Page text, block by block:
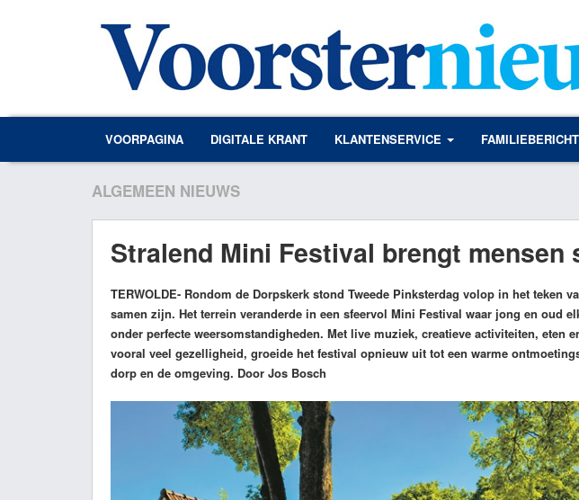
VOORPAGINA DIGITALE KRANT KLANTENSERVICE
ALGEMEEN NIEUWS
Stralend Mini Festival brengt mensen
TERWOLDE- Rondom de Dorpskerk stond Tweede Pinksterdag volop in het teken
samen zijn. Het terrein veranderde in een sfeervol Mini Festival waar jong en oud
onder perfecte weersomstandigheden. Met live muziek, creatieve activiteiten, eten
vooral veel gezelligheid, groeide het festival opnieuw uit tot een warme
dorp en de omgeving. Door Jos Bosch